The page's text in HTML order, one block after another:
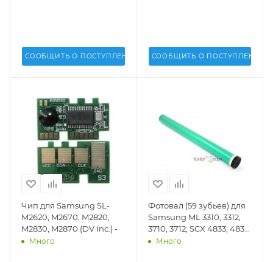
СООБЩИТЬ О ПОСТУПЛЕНИИ СООБЩИТЬ О ПОСТУПЛЕНИИ
Чип для Samsung SL-
M2620, M2670, M2820,
M2830, M2870 (DV Inc.) -
Много
Фотовал (59 зубьев) для
Samsung ML 3310, 3312,
3710, 3712; SCX 4833, 4835,
5639, 5737, 5739 (DV Inc.) -
Много